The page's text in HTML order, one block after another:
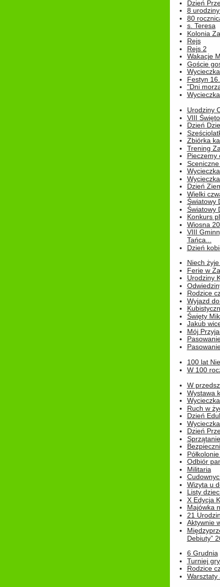
Dzień
8
80
s. Teresa
Kolonia
Rejs
Rejs 2
Wakacje
Goście
Festyn
"Dni
Urodziny
VIII
Dzień
Zbiórka
Trening
Pieczemy
Dzień
Wielki
Światowy
Światowy
Konkurs
Wiosna
VIII
Tańca...
Dzień
Niech
Ferie w
Urodziny
Rodzice
Wyjazd
Święty
Jakub
Mój
100 lat
W 100
W
Wystawa
Ruch w
Dzień
Dzień
Odbiór
Militaria
Wizyta u
Listy
X Edycja
Majówka
21
Aktywnie
Debiuty”
6 Grudnia
Turniej
Rodzice
Warsztaty